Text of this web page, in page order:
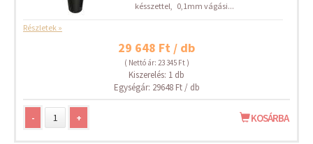
késszettel, 0,1mm vágási...
Részletek »
29 648 Ft / db
( Nettó ár: 23 345 Ft )
Kiszerelés: 1 db
Egységár: 29648 Ft / db
- + KOSÁRBA